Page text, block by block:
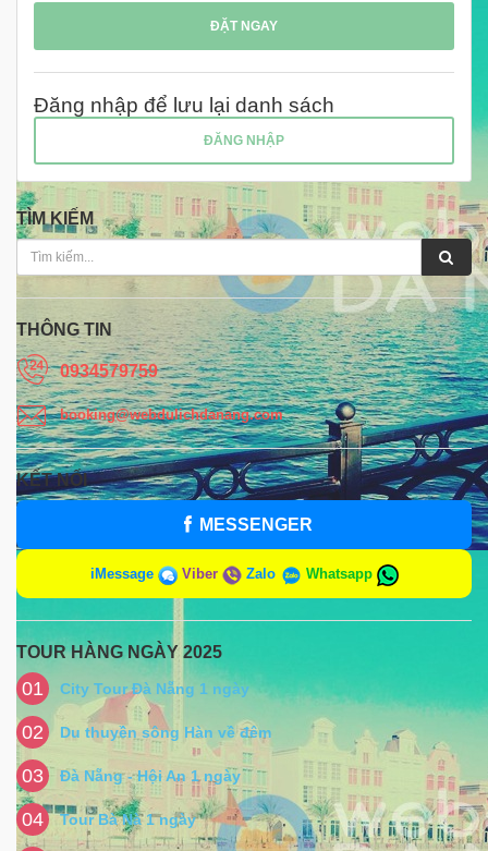
ĐẶT NGAY
Đăng nhập để lưu lại danh sách
ĐĂNG NHẬP
TÌM KIẾM
THÔNG TIN
0934579759
booking@webdulichdanang.com
KẾT NỐI
MESSENGER
iMessage Viber Zalo Whatsapp
TOUR HÀNG NGÀY 2025
01 City Tour Đà Nẵng 1 ngày
02 Du thuyền sông Hàn về đêm
03 Đà Nẵng - Hội An 1 ngày
04 Tour Bà Nà 1 ngày